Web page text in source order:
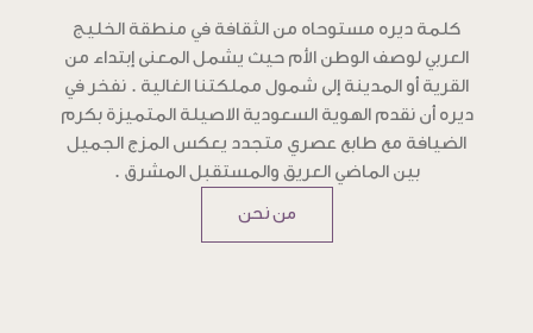
كلمة ديره مستوحاه من الثقافة في منطقة الخليج
العربي لوصف الوطن الأم حيث يشمل المعنى إبتداء من
القرية أو المدينة إلى شمول مملكتنا الغالية . نفخر في
ديره أن نقدم الهوية السعودية الاصيلة المتميزة بكرم
الضيافة مع طابع عصري متجدد يعكس المزج الجميل
بين الماضي العريق والمستقبل المشرق .
من نحن